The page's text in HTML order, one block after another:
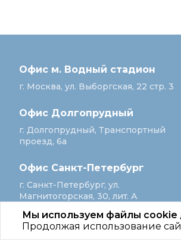
Мы используем файлы cookie
Продолжая использование
Офис м. Водный стадион
г. Москва, ул. Выборгская, 22 стр. 3
Офис Долгопрудный
г. Долгопрудный, Транспортный
проезд, 6а
Офис Санкт‑Петербург
г. Санкт‑Петербург, ул.
Магнитогорская, 30, лит. А